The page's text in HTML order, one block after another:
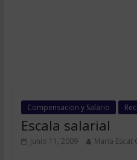
Compensacion y Salario
Escala salarial
junio 11, 2009 Maria Escat